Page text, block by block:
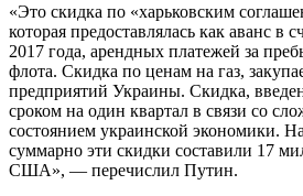
«Это скидка по «харьковским
которая предоставлялась как аванс в
2017 года, арендных платежей за
флота. Скидка по ценам на газ,
предприятий Украины. Скидка,
сроком на один квартал в связи со
состоянием украинской экономики.
суммарно эти скидки составили 17
США», — перечислил Путин.